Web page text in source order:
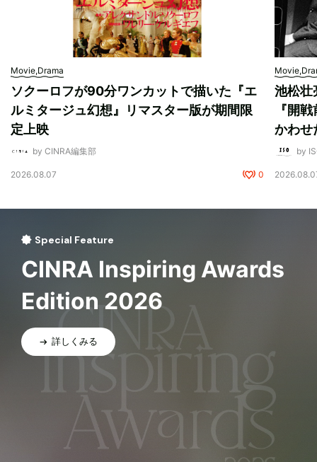
Movie,Drama
ソクーロフが90分ワンカットで描いた『エ
ルミタージュ幻想』リマスター版が期間限
定上映
by CINRA編集部
2026.08.07 0
池松壮
『開
かわせ
by
Special Feature
CINRA Inspiring Awards
Edition 2026
詳しくみる